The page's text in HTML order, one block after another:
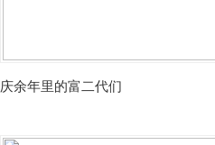
庆余年里的富二代们